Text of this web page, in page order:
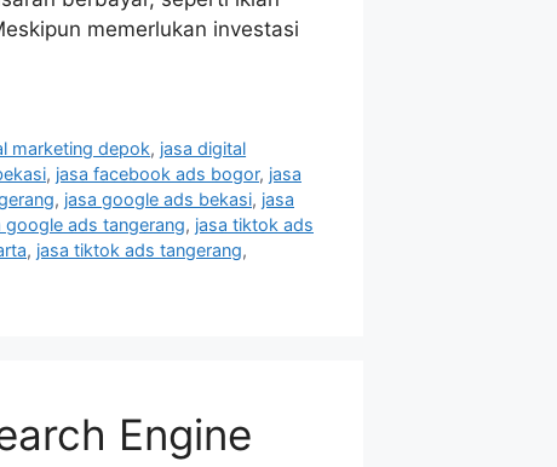
memerlukan investasi
marketing depok, jasa digital
, jasa facebook ads bogor, jasa
, jasa google ads bekasi, jasa
google ads tangerang, jasa tiktok ads
, jasa tiktok ads tangerang,
Engine